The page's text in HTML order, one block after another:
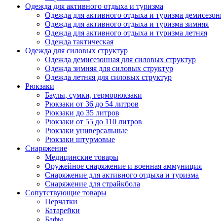
Одежда для активного отдыха и туризма
Одежда для активного отдыха и туризма
Одежда для активного отдыха и туризма зимняя
Одежда для активного отдыха и туризма летняя
Одежда тактическая
Одежда для силовых структур
Одежда демисезонная для силовых структур
Одежда зимняя для силовых структур
Одежда летняя для силовых структур
Рюкзаки
Баулы, сумки, герморюкзаки
Рюкзаки от 36 до 54 литров
Рюкзаки до 35 литров
Рюкзаки от 55 до 110 литров
Рюкзаки универсальные
Рюкзаки штурмовые
Снаряжение
Медицинские товары
Оружейное снаряжение и военная аммуниция
Снаряжение для активного отдыха и туризма
Снаряжение для страйкбола
Сопутствующие товары
Перчатки
Батарейки
Бафы